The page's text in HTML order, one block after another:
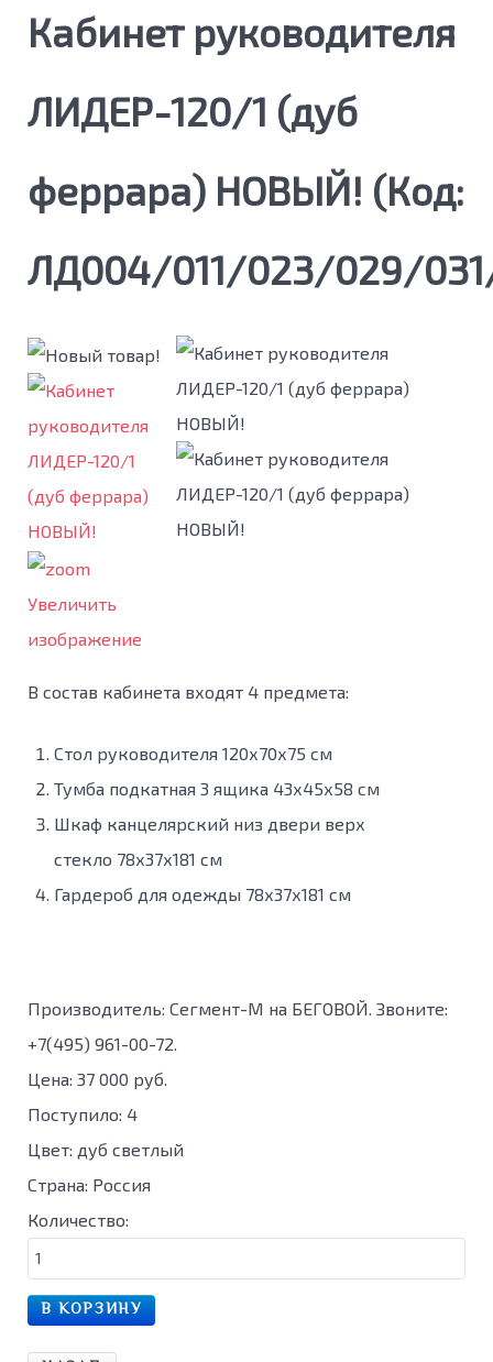
Кабинет руководителя
ЛИДЕР-120/1 (дуб
феррара) НОВЫЙ! (Код:
ЛД004/011/023/029/
Увеличить
изображение
В состав кабинета входят 4 предмета:
Стол руководителя 120х70х75 см
Тумба подкатная 3 ящика 43х45х58 см
Шкаф канцелярский низ двери верх
стекло 78х37х181 см
Гардероб для одежды 78х37х181 см
Производитель: Сегмент-М на БЕГОВОЙ. Звоните:
+7(495) 961-00-72.
Цена: 37 000 руб.
Поступило: 4
Цвет: дуб светлый
Страна: Россия
Количество: